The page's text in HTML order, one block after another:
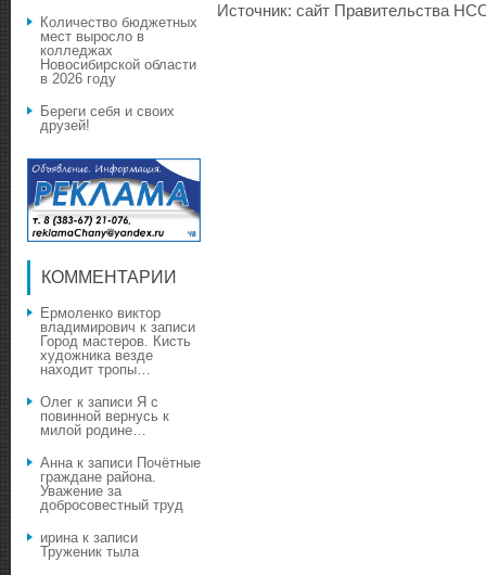
Источник: сайт Правительства
Количество бюджетных
мест выросло в
колледжах
Новосибирской области
в 2026 году
Береги себя и своих
друзей!
КОММЕНТАРИИ
Ермоленко виктор
владимирович к записи
Город мастеров. Кисть
художника везде
находит тропы…
Олег к записи Я с
повинной вернусь к
милой родине…
Аннак записи Почётные
граждане района.
Уважение за
добросовестный труд
иринак записи
Труженик тыла